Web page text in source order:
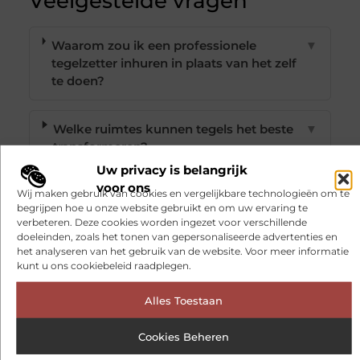
Uw privacy is belangrijk
voor ons
Wij maken gebruik van cookies en vergelijkbare technologieën om te
begrijpen hoe u onze website gebruikt en om uw ervaring te
verbeteren. Deze cookies worden ingezet voor verschillende
doeleinden, zoals het tonen van gepersonaliseerde advertenties en
het analyseren van het gebruik van de website. Voor meer informatie
kunt u ons cookiebeleid raadplegen.
Alles Toestaan
Cookies Beheren
Waarom zou ik een professionele
tegelzetter inhuren in plaats van het zelf
te doen?
▼
Welke ruimtes kunnen tegels het beste
transformeren?
▼
Hoe belangrijk is voorbereiding van de
ondergrond?
▼
Wat zijn huidige trends in tegelzetterij?
Hoe onderhoud ik mijn tegels het